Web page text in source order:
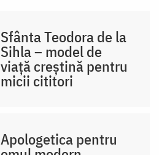
Sfânta Teodora de la
Sihla – model de
viaţă creştină pentru
micii cititori
Apologetica pentru